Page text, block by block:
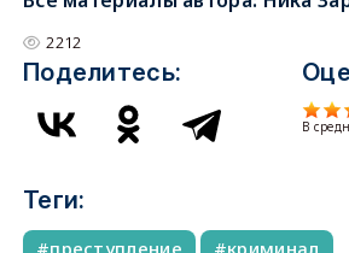
2212
Поделитесь:
В
Теги:
преступление криминал